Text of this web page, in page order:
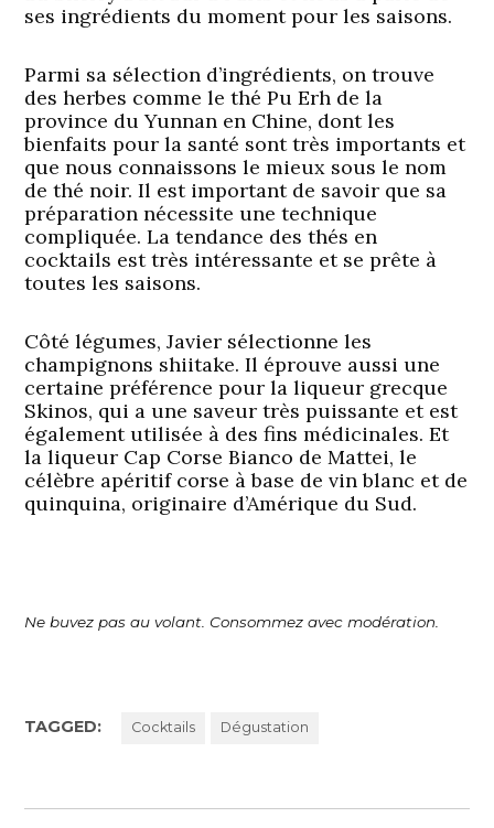
ses ingrédients du moment pour les saisons.
Parmi sa sélection d’ingrédients, on trouve
des herbes comme le thé Pu Erh de la
province du Yunnan en Chine, dont les
bienfaits pour la santé sont très importants et
que nous connaissons le mieux sous le nom
de thé noir. Il est important de savoir que sa
préparation nécessite une technique
compliquée. La tendance des thés en
cocktails est très intéressante et se prête à
toutes les saisons.
Côté légumes, Javier sélectionne les
champignons shiitake. Il éprouve aussi une
certaine préférence pour la liqueur grecque
Skinos, qui a une saveur très puissante et est
également utilisée à des fins médicinales. Et
la liqueur Cap Corse Bianco de Mattei, le
célèbre apéritif corse à base de vin blanc et de
quinquina, originaire d’Amérique du Sud.
Ne buvez pas au volant. Consommez avec modération.
TAGGED: Cocktails Dégustation